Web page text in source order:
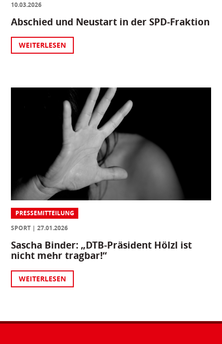
10.03.2026
Abschied und Neustart in der SPD-Fraktion
WEITERLESEN
PRESSEMITTEILUNG
SPORT
27.01.2026
Sascha Binder: „DTB-Präsident Hölzl ist
nicht mehr tragbar!“
WEITERLESEN